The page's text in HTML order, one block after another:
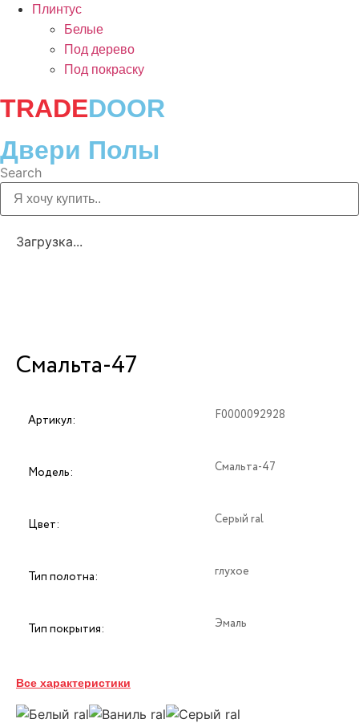
Плинтус
Белые
Под дерево
Под покраску
TRADEDOOR
Двери Полы
Search
Загрузка...
Смальта-47
Артикул: F0000092928
Модель: Смальта-47
Цвет: Серый ral
Тип полотна: глухое
Тип покрытия: Эмаль
Толщина:
Все характеристики